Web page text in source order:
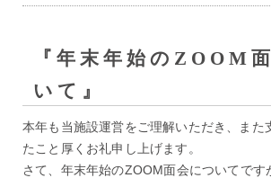
『年末年始のZOOM
いて』
本年も当施設運営をご理解いただき、また
たこと厚くお礼申し上げます。
さて、年末年始のZOOM面会についてです